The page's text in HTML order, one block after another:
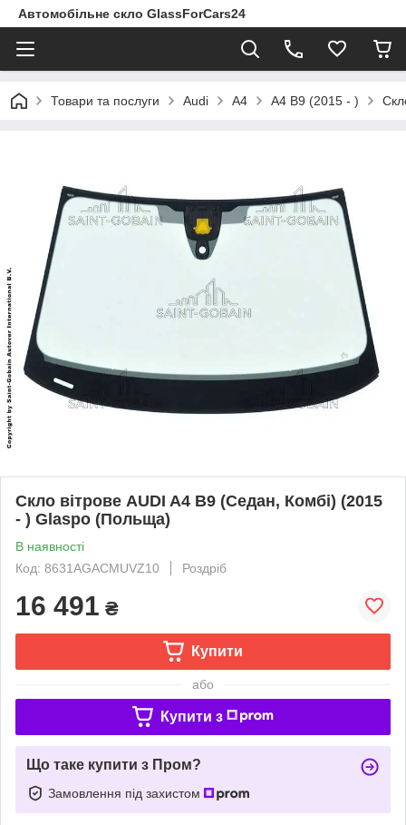
Автомобільне скло GlassForCars24
Товари та послуги Audi A4 A4 B9 (2015 - )
Скло вітрове AUDI A4 B9 (Седан, Комбі) (2015
- ) Glaspo (Польща)
В наявності
Код: 8631AGACMUVZ10
Роздріб
16 491 ₴
Купити
або
Купити з
Що таке купити з Пром?
Замовлення під захистом